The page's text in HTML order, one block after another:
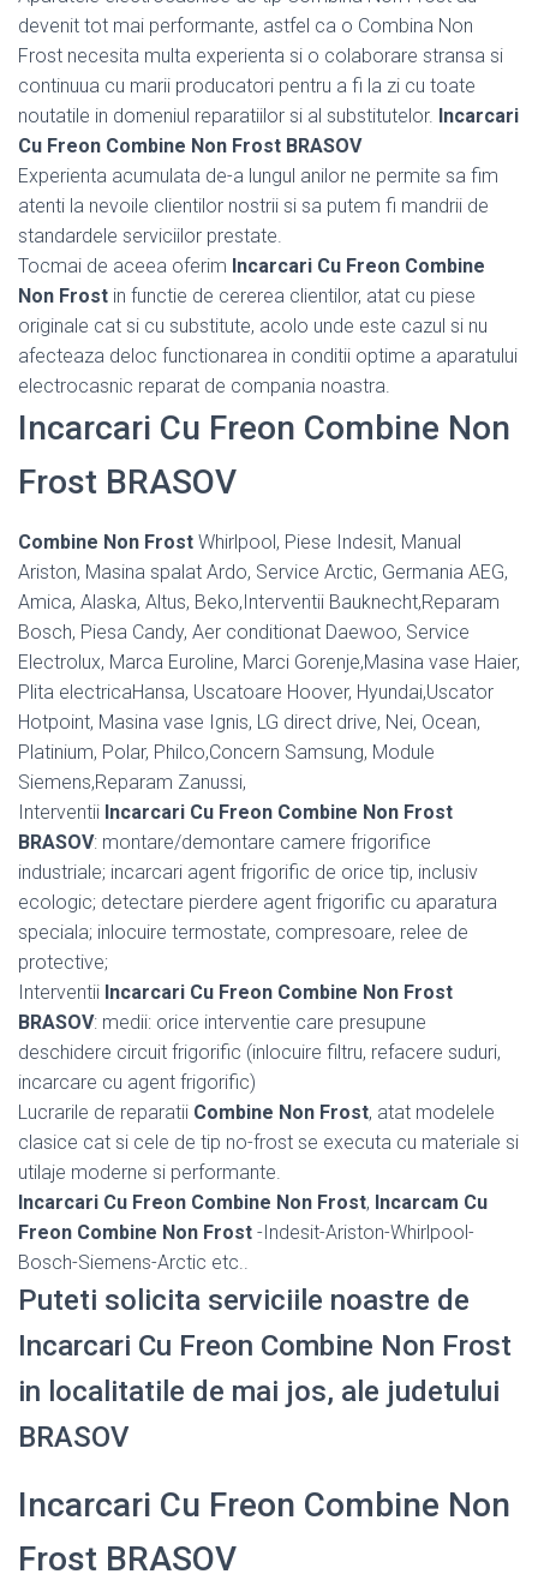
devenit tot mai performante, astfel ca o Combina Non
Frost necesita multa experienta si o colaborare stransa si
continuua cu marii producatori pentru a fi la zi cu toate
noutatile in domeniul reparatiilor si al substitutelor. Incarcari
Cu Freon Combine Non Frost BRASOV
Experienta acumulata de-a lungul anilor ne permite sa fim
atenti la nevoile clientilor nostrii si sa putem fi mandrii de
standardele serviciilor prestate.
Tocmai de aceea oferim Incarcari Cu Freon Combine
Non Frost in functie de cererea clientilor, atat cu piese
originale cat si cu substitute, acolo unde este cazul si nu
afecteaza deloc functionarea in conditii optime a aparatului
electrocasnic reparat de compania noastra.
Incarcari Cu Freon Combine Non
Frost BRASOV
Combine Non Frost Whirlpool, Piese Indesit, Manual
Ariston, Masina spalat Ardo, Service Arctic, Germania AEG,
Amica, Alaska, Altus, Beko,Interventii Bauknecht,Reparam
Bosch, Piesa Candy, Aer conditionat Daewoo, Service
Electrolux, Marca Euroline, Marci Gorenje,Masina vase Haier,
Plita electricaHansa, Uscatoare Hoover, Hyundai,Uscator
Hotpoint, Masina vase Ignis, LG direct drive, Nei, Ocean,
Platinium, Polar, Philco,Concern Samsung, Module
Siemens,Reparam Zanussi,
Interventii Incarcari Cu Freon Combine Non Frost
BRASOV: montare/demontare camere frigorifice
industriale; incarcari agent frigorific de orice tip, inclusiv
ecologic; detectare pierdere agent frigorific cu aparatura
speciala; inlocuire termostate, compresoare, relee de
protective;
Interventii Incarcari Cu Freon Combine Non Frost
BRASOV: medii: orice interventie care presupune
deschidere circuit frigorific (inlocuire filtru, refacere suduri,
incarcare cu agent frigorific)
Lucrarile de reparatii Combine Non Frost, atat modelele
clasice cat si cele de tip no-frost se executa cu materiale si
utilaje moderne si performante.
Incarcari Cu Freon Combine Non Frost, Incarcam Cu
Freon Combine Non Frost -Indesit-Ariston-Whirlpool-
Bosch-Siemens-Arctic etc..
Puteti solicita serviciile noastre de
Incarcari Cu Freon Combine Non Frost
in localitatile de mai jos, ale judetului
BRASOV
Incarcari Cu Freon Combine Non
Frost BRASOV